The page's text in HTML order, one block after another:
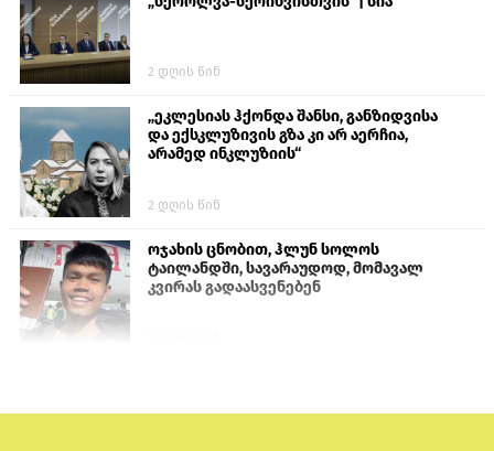
2 დღის წინ
„ეკლესიას ჰქონდა შანსი, განზიდვისა
და ექსკლუზივის გზა კი არ აერჩია,
არამედ ინკლუზიის“
2 დღის წინ
ოჯახის ცნობით, ჰლუნ სოლოს
ტაილანდში, სავარაუდოდ, მომავალ
კვირას გადაასვენებენ